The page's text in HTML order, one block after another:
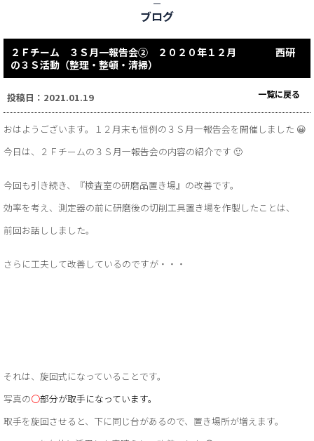
ブログ
２Ｆチーム ３Ｓ月一報告会② ２０２０年１２月 西研
の３Ｓ活動（整理・整頓・清掃）
投稿日：2021.01.19 一覧に戻る
おはようございます。１２月末も恒例の３Ｓ月一報告会を開催しました 😀
今日は、２Ｆチームの３Ｓ月一報告会の内容の紹介です 🙂
今回も引き続き、『検査室の研磨品置き場』の改善です。
効率を考え、測定器の前に研磨後の切削工具置き場を作製したことは、
前回お話ししました。
さらに工夫して改善しているのですが・・・
それは、旋回式になっていることです。
写真の〇部分が取手になっています。
取手を旋回させると、下に同じ台があるので、置き場所が増えます。